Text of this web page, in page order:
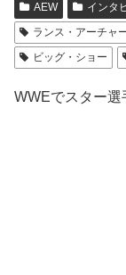
AEW インタ
ランス・アーチャ
ビッグ・ショー
WWEでスター選